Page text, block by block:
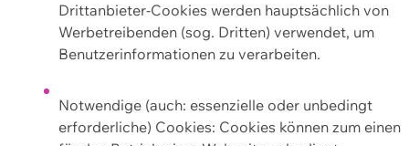
Drittanbieter-Cookies werden hauptsächlich von
Werbetreibenden (sog. Dritten) verwendet, um
Benutzerinformationen zu verarbeiten.
Notwendige (auch: essenzielle oder unbedingt
erforderliche) Cookies: Cookies können zum einen